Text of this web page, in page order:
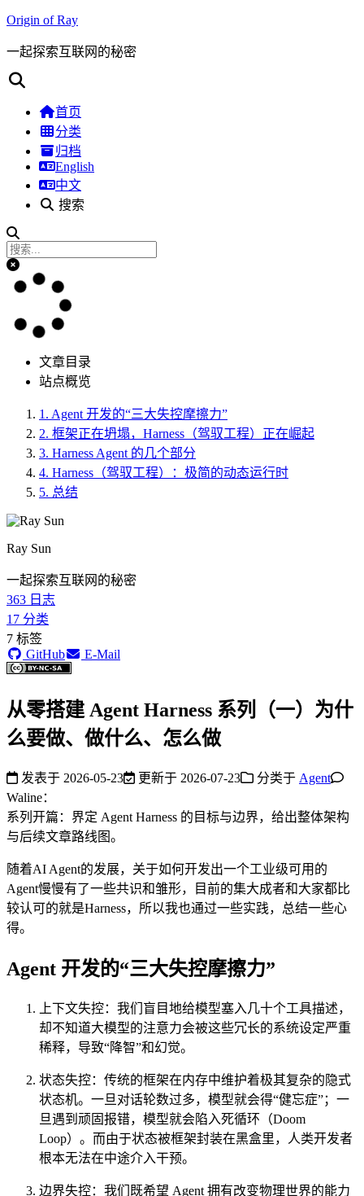
Origin of Ray
一起探索互联网的秘密
首页
分类
归档
English
中文
搜索
文章目录
站点概览
1. Agent 开发的“三大失控摩擦力”
2. 框架正在坍塌，Harness（驾驭工程）正在崛起
3. Harness Agent 的几个部分
4. Harness（驾驭工程）：极简的动态运行时
5. 总结
Ray Sun
一起探索互联网的秘密
363 日志
17 分类
7 标签
GitHub
E-Mail
从零搭建 Agent Harness 系列（一）为什
么要做、做什么、怎么做
发表于 2026-05-23 更新于 2026-07-23 分类于 Agent
Waline：
系列开篇：界定 Agent Harness 的目标与边界，给出整体架构
与后续文章路线图。
随着AI Agent的发展，关于如何开发出一个工业级可用的
Agent慢慢有了一些共识和雏形，目前的集大成者和大家都比
较认可的就是Harness，所以我也通过一些实践，总结一些心
得。
Agent 开发的“三大失控摩擦力”
上下文失控：我们盲目地给模型塞入几十个工具描述，
却不知道大模型的注意力会被这些冗长的系统设定严重
稀释，导致“降智”和幻觉。
状态失控：传统的框架在内存中维护着极其复杂的隐式
状态机。一旦对话轮数过多，模型就会得“健忘症”；一
旦遇到顽固报错，模型就会陷入死循环（Doom
Loop）。而由于状态被框架封装在黑盒里，人类开发者
根本无法在中途介入干预。
边界失控：我们既希望 Agent 拥有改变物理世界的能力